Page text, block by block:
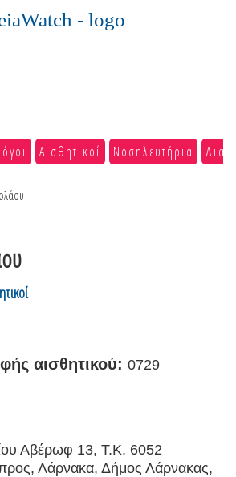
Αισθητικοί Νοσηλευτήρια
αισθητικού: 0729
Αβέρωφ 13, T.K. 6052
Λάρνακα, Δήμος Λάρνακας,